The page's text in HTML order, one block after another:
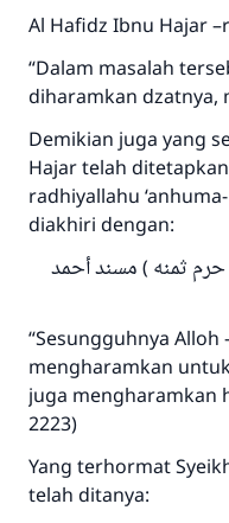
Al Hafidz Ibnu Hajar
“Dalam masalah
diharamkan dzatnya,
Demikian juga yang
Hajar telah
radhiyallahu
diakhiri dengan:
ثمنه ) مسند أحمد
“Sesungguhnya Alloh
mengharamkan
juga mengharamkan
2223)
Yang terhormat
telah ditanya:
Bantu kami dalam
"Siapa yang
meka dia akan